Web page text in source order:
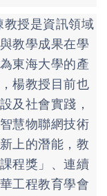
授是資訊領域
教學成果在學
東海大學的產
楊教授目前也
及社會實踐，
慧物聯網技術
上的潛能，教
程獎」、連續
工程教育學會